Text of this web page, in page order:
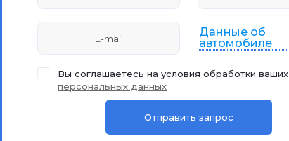
Данные об
автомобиле
Вы соглашаетесь на условия обработки ваших
персональных данных